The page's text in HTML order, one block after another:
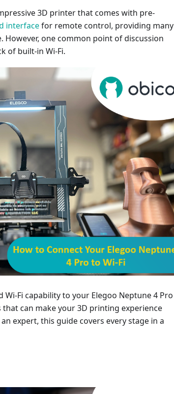
3D printer that comes with pre-
interfacefor remote control, providing many
However, one common point of discussion
of built-in Wi-Fi.
Fi capability to your Elegoo Neptune 4 Pro
can make your 3D printing experience
expert, this guide covers every stage in a